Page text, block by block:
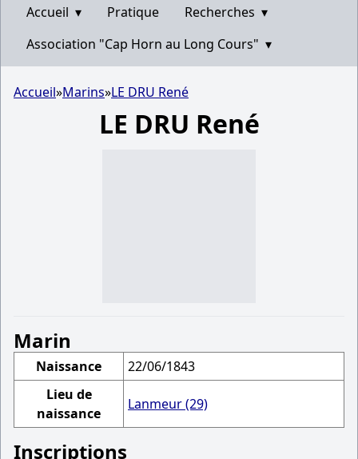
Accueil ▾ Pratique Recherches ▾
Association "Cap Horn au Long Cours" ▾
Accueil»Marins»LE DRU René
LE DRU René
Marin
Naissance
22/06/1843
Lieu de
naissance
Lanmeur (29)
Inscriptions